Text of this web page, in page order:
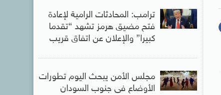
ترامب: المحادثات الرامية لإعادة
فتح مضيق هرمز تشهد “تقدما
كبيرا” والإعلان عن اتفاق قريب
مجلس الأمن يبحث اليوم تطورات
الأوضاع فى جنوب السودان